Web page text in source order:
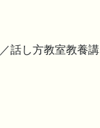
／話し方教室教養講